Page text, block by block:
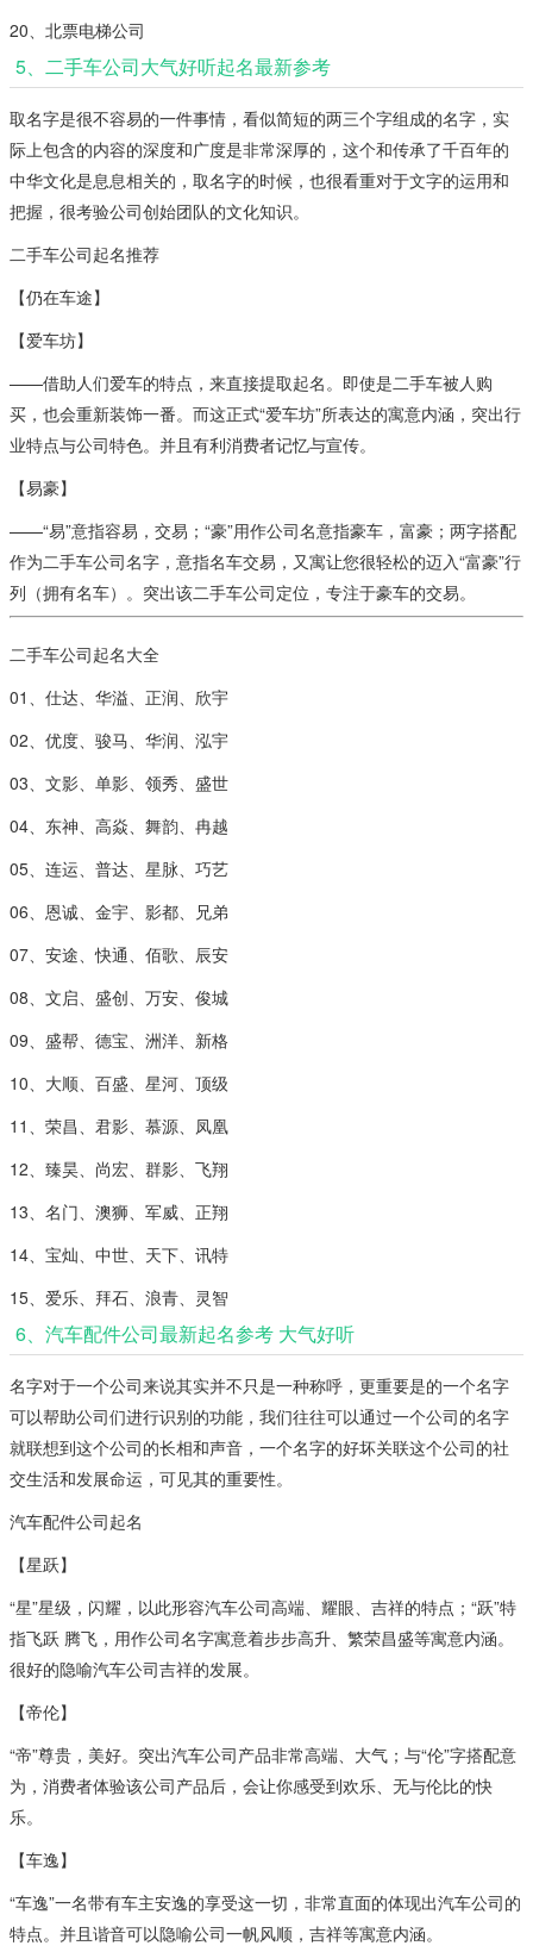
20、北票电梯公司
5、二手车公司大气好听起名最新参考
取名字是很不容易的一件事情，看似简短的两三个字组成的名字，实
际上包含的内容的深度和广度是非常深厚的，这个和传承了千百年的
中华文化是息息相关的，取名字的时候，也很看重对于文字的运用和
把握，很考验公司创始团队的文化知识。
二手车公司起名推荐
【仍在车途】
【爱车坊】
——借助人们爱车的特点，来直接提取起名。即使是二手车被人购
买，也会重新装饰一番。而这正式“爱车坊”所表达的寓意内涵，突出行
业特点与公司特色。并且有利消费者记忆与宣传。
【易豪】
——“易”意指容易，交易；“豪”用作公司名意指豪车，富豪；两字搭配
作为二手车公司名字，意指名车交易，又寓让您很轻松的迈入“富豪”行
列（拥有名车）。突出该二手车公司定位，专注于豪车的交易。
二手车公司起名大全
01、仕达、华溢、正润、欣宇
02、优度、骏马、华润、泓宇
03、文影、单影、领秀、盛世
04、东神、高焱、舞韵、冉越
05、连运、普达、星脉、巧艺
06、恩诚、金宇、影都、兄弟
07、安途、快通、佰歌、辰安
08、文启、盛创、万安、俊城
09、盛帮、德宝、洲洋、新格
10、大顺、百盛、星河、顶级
11、荣昌、君影、慕源、凤凰
12、臻昊、尚宏、群影、飞翔
13、名门、澳狮、军威、正翔
14、宝灿、中世、天下、讯特
15、爱乐、拜石、浪青、灵智
6、汽车配件公司最新起名参考 大气好听
名字对于一个公司来说其实并不只是一种称呼，更重要是的一个名字
可以帮助公司们进行识别的功能，我们往往可以通过一个公司的名字
就联想到这个公司的长相和声音，一个名字的好坏关联这个公司的社
交生活和发展命运，可见其的重要性。
汽车配件公司起名
【星跃】
“星”星级，闪耀，以此形容汽车公司高端、耀眼、吉祥的特点；“跃”特
指飞跃 腾飞，用作公司名字寓意着步步高升、繁荣昌盛等寓意内涵。
很好的隐喻汽车公司吉祥的发展。
【帝伦】
“帝”尊贵，美好。突出汽车公司产品非常高端、大气；与“伦”字搭配意
为，消费者体验该公司产品后，会让你感受到欢乐、无与伦比的快
乐。
【车逸】
“车逸”一名带有车主安逸的享受这一切，非常直面的体现出汽车公司的
特点。并且谐音可以隐喻公司一帆风顺，吉祥等寓意内涵。